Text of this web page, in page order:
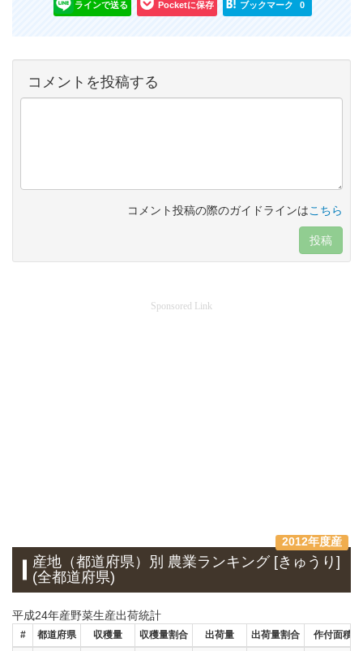
ラインで送る Pocketに保存 ブックマーク 0
コメントを投稿する
コメント投稿の際のガイドラインはこちら
投稿
Sponsored Link
2012年度産
産地（都道府県）別 農業ランキング [きゅうり]
(全都道府県)
平成24年産野菜生産出荷統計
# 都道府県 収穫量 収穫量割合 出荷量 出荷量割合 作付面積